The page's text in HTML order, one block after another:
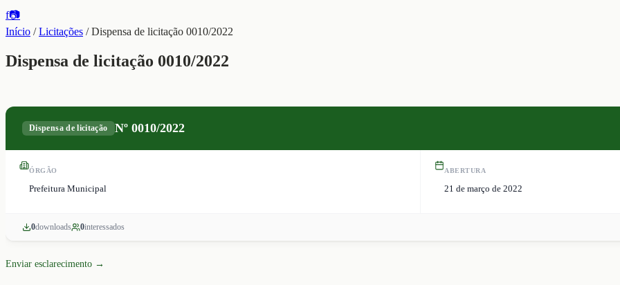
f📷
Início /Licitações /Dispensa de licitação 0010/2022
Dispensa de licitação 0010/2022
Dispensa de licitação Nº 0010/2022
ÓRGÃO
Prefeitura Municipal
ABERTURA
21 de março de 2022
0downloads 0interessados
Enviar esclarecimento →